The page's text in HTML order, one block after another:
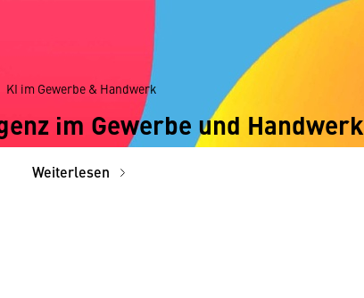
KI im Gewerbe & Handwerk
im Gewerbe und Handwerk
Weiterlesen